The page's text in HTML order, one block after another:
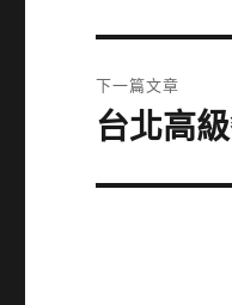
篇
文
章:
下一篇文章
下
篇
台北高